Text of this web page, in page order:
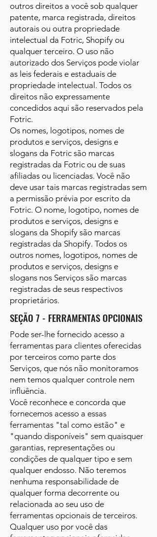
outros direitos a você sob qualquer
patente, marca registrada, direitos
autorais ou outra propriedade
intelectual da Fotric, Shopify ou
qualquer terceiro. O uso não
autorizado dos Serviços pode violar
as leis federais e estaduais de
propriedade intelectual. Todos os
direitos não expressamente
concedidos aqui são reservados pela
Fotric.
Os nomes, logotipos, nomes de
produtos e serviços, designs e
slogans da Fotric são marcas
registradas da Fotric ou de suas
afiliadas ou licenciadas. Você não
deve usar tais marcas registradas sem
a permissão prévia por escrito da
Fotric. O nome, logotipo, nomes de
produtos e serviços, designs e
slogans da Shopify são marcas
registradas da Shopify. Todos os
outros nomes, logotipos, nomes de
produtos e serviços, designs e
slogans nos Serviços são marcas
registradas de seus respectivos
proprietários.
SEÇÃO 7 - FERRAMENTAS OPCIONAIS
Pode ser-lhe fornecido acesso a
ferramentas para clientes oferecidas
por terceiros como parte dos
Serviços, que nós não monitoramos
nem temos qualquer controle nem
influência.
Você reconhece e concorda que
fornecemos acesso a essas
ferramentas "tal como estão" e
"quando disponíveis" sem quaisquer
garantias, representações ou
condições de qualquer tipo e sem
qualquer endosso. Não teremos
nenhuma responsabilidade de
qualquer forma decorrente ou
relacionada ao seu uso de
ferramentas opcionais de terceiros.
Qualquer uso por você das